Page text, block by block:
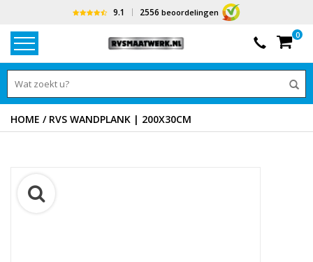
9.1 2556 beoordelingen
0
HOME / RVS WANDPLANK | 200X30CM